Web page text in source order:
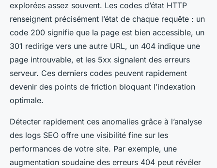
explorées assez souvent. Les codes d’état HTTP
renseignent précisément l’état de chaque requête : un
code 200 signifie que la page est bien accessible, un
301 redirige vers une autre URL, un 404 indique une
page introuvable, et les 5xx signalent des erreurs
serveur. Ces derniers codes peuvent rapidement
devenir des points de friction bloquant l’indexation
optimale.
Détecter rapidement ces anomalies grâce à l’analyse
des logs SEO offre une visibilité fine sur les
performances de votre site. Par exemple, une
augmentation soudaine des erreurs 404 peut révéler